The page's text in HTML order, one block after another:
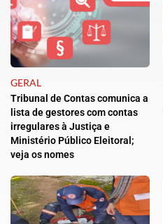
GERAL
Tribunal de Contas comunica a
lista de gestores com contas
irregulares à Justiça e
Ministério Público Eleitoral;
veja os nomes